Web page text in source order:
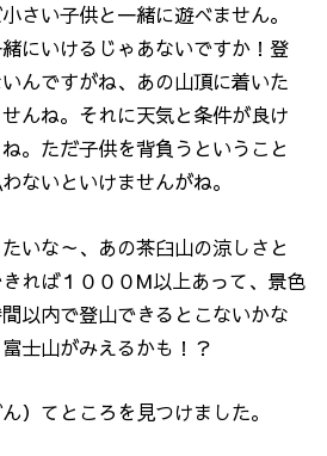
さい子供と一緒に遊べません。
にいけるじゃあないですか！登
んですがね、あの山頂に着いた
んね。それに天気と条件が良け
。ただ子供を背負うということ
ないといけませんがね。
いな～、あの茶臼山の涼しさと
れば１０００M以上あって、景色
以内で登山できるとこないかな
士山がみえるかも！？
）てところを見つけました。